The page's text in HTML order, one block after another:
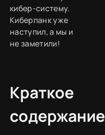
кибер-систему.
Киберпанк уже
наступил, а мы и
не заметили!
Краткое
содержание